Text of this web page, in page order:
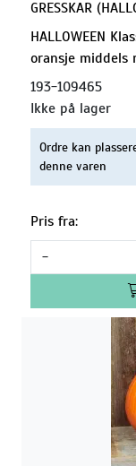
GRESSKAR
HALLOWEEN
oransje middels
193-109465
Ikke på lager
Ordre kan
denne varen
Pris fra:
-